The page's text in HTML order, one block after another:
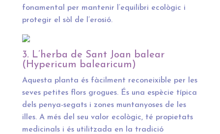
fonamental per mantenir l’equilibri ecològic i
protegir el sòl de l’erosió.
3. L’herba de Sant Joan balear
(Hypericum balearicum)
Aquesta planta és fàcilment reconeixible per les
seves petites flors grogues. És una espècie típica
dels penya-segats i zones muntanyoses de les
illes. A més del seu valor ecològic, té propietats
medicinals i és utilitzada en la tradició